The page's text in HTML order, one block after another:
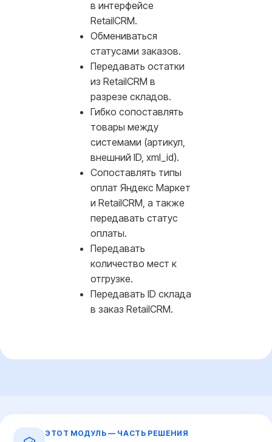
в интерфейсе
RetailCRM.
Обмениваться
статусами заказов.
Передавать остатки
из RetailCRM в
разрезе складов.
Гибко сопоставлять
товары между
системами (артикул,
внешний ID, xml_id).
Сопоставлять типы
оплат Яндекс Маркет
и RetailCRM, а также
передавать статус
оплаты.
Передавать
количество мест к
отгрузке.
Передавать ID склада
в заказ RetailCRM.
ЭТОТ МОДУЛЬ — ЧАСТЬ РЕШЕНИЯ